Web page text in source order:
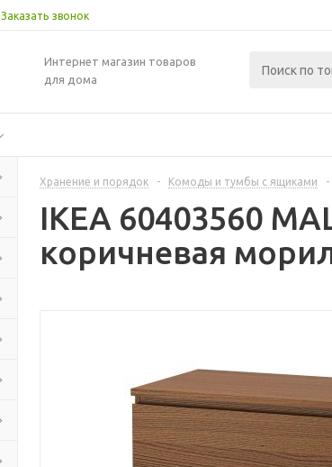
Заказать звонок
Интернет магазин товаров
для дома
Хранение и порядок - Комоды и тумбы с ящиками -
IKEA 60403560
коричневая